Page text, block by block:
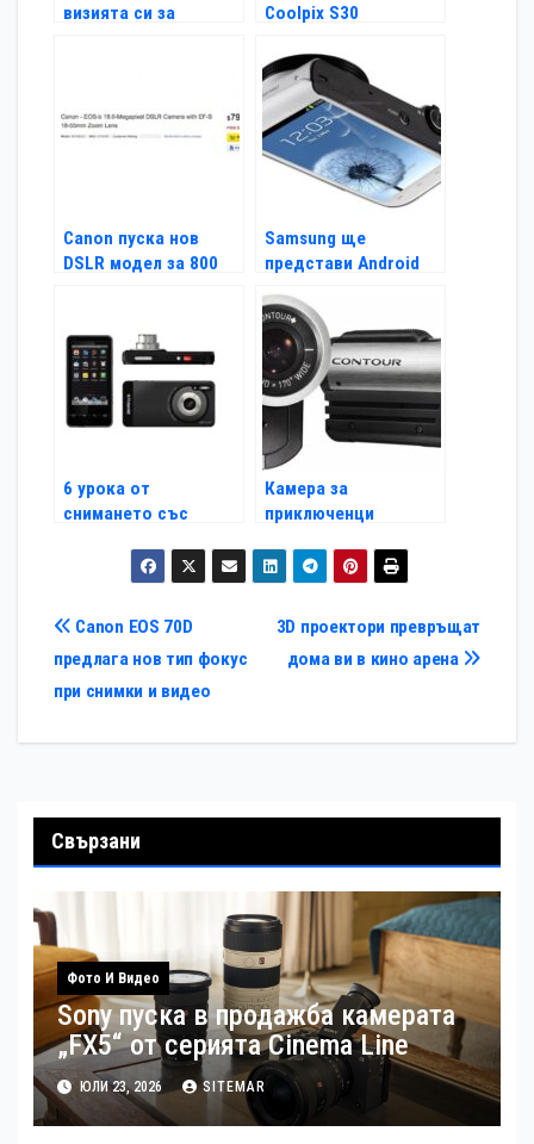
визията си за
Coolpix S30
Canon пуска нов
DSLR модел за 800
Samsung ще
представи Android
6 урока от
снимането със
Камера за
приключенци
Навигация
3D проектори превръщат
дома ви в кино арена
Canon EOS 70D
предлага нов тип фокус
при снимки и видео
Свързани
Фото И Видео
Sony пуска в продажба камерата
„FX5“ от серията Cinema Line
ЮЛИ 23, 2026 SITEMAR